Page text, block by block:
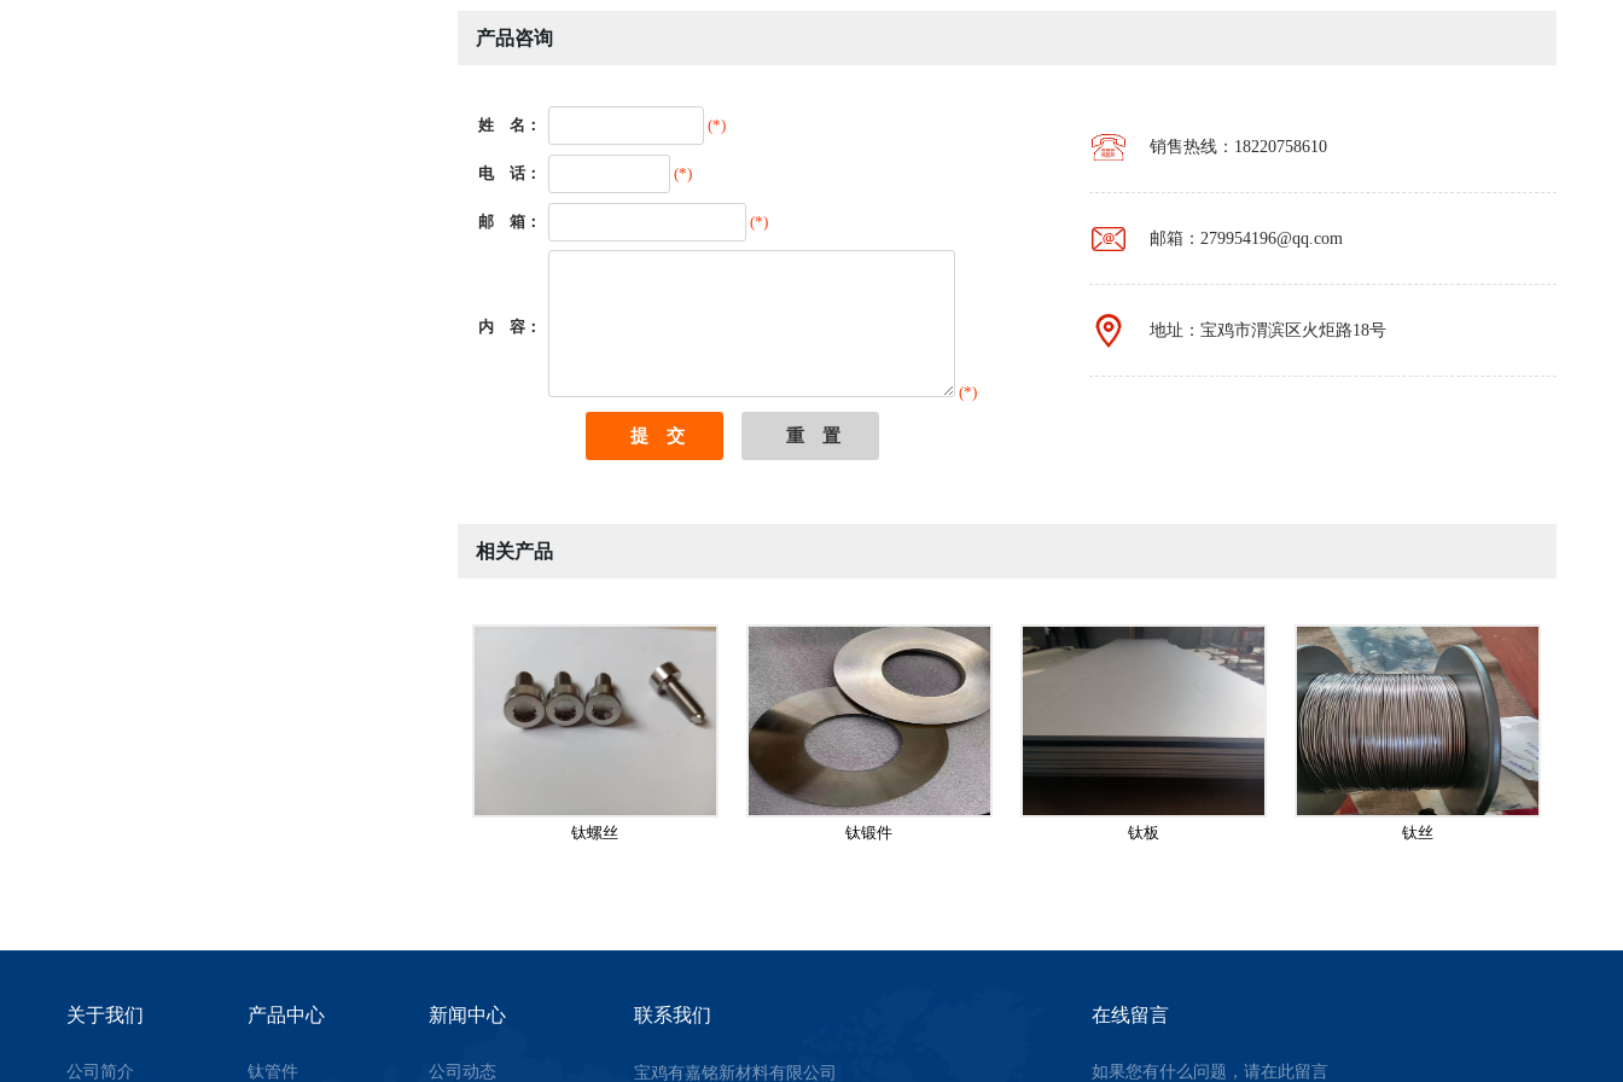
产品咨询
姓 名： (*)
电 话： (*)
邮 箱： (*)
内 容：
(*)
销售热线：18220758610
邮箱：279954196@qq.com
地址：宝鸡市渭滨区火炬路18号
相关产品
钛螺丝 钛锻件 钛板 钛丝
关于我们
公司简介
产品中心
钛管件
新闻中心
公司动态
联系我们
宝鸡有嘉铭新材料有限公司
在线留言
如果您有什么问题，请在此留言